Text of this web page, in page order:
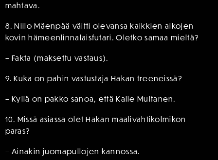
mahtava.
8. Niilo Mäenpää väitti olevansa kaikkien aikojen
kovin hämeenlinnalaisfutari. Oletko samaa mieltä?
– Fakta (maksettu vastaus).
9. Kuka on pahin vastustaja Hakan treeneissä?
– Kyllä on pakko sanoa, että Kalle Multanen.
10. Missä asiassa olet Hakan maalivahtikolmikon
paras?
– Ainakin juomapullojen kannossa.